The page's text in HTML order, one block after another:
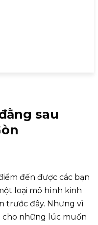
sau
đến được các bạn
loại mô hình kinh
trước đây. Nhưng vì
cho những lúc muốn